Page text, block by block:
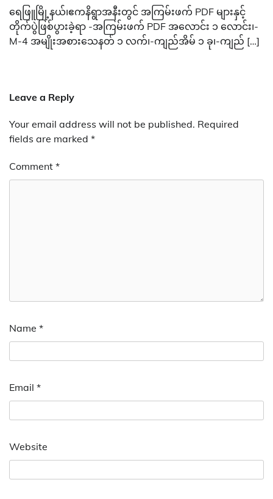
ရေဖြူမြို့နယ်၊ဧကနိရွာအနီးတွင် အကြမ်းဖက် PDF များနှင့်
တိုက်ပွဲဖြစ်ပွားခဲ့ရာ -အကြမ်းဖက် PDF အလောင်း ၁ လောင်း၊-
M-4 အမျိုးအစားသေနတ် ၁ လက်၊-ကျည်အိမ် ၁ ခု၊-ကျည် […]
Leave a Reply
Your email address will not be published. Required
fields are marked *
Comment *
Name *
Email *
Website